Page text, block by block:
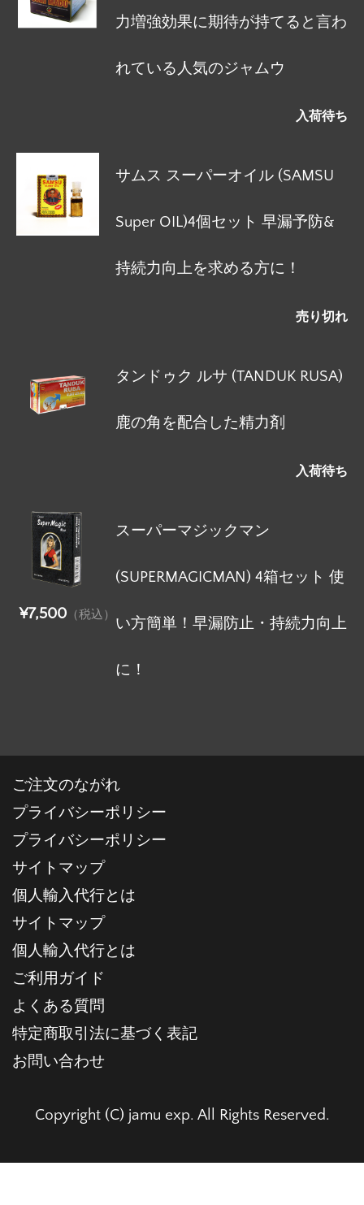
力増強効果に期待が持てると言わ
れている人気のジャムウ
入荷待ち
サムス スーパーオイル (SAMSU
Super OIL)4個セット 早漏予防&
持続力向上を求める方に！
売り切れ
タンドゥク ルサ (TANDUK RUSA)
鹿の角を配合した精力剤
入荷待ち
スーパーマジックマン
(SUPERMAGICMAN) 4箱セット 使
い方簡単！早漏防止・持続力向上
に！
¥7,500 （税込）
ご注文のながれ
プライバシーポリシー
プライバシーポリシー
サイトマップ
個人輸入代行とは
サイトマップ
個人輸入代行とは
ご利用ガイド
よくある質問
特定商取引法に基づく表記
お問い合わせ
Copyright (C) jamu exp. All Rights Reserved.